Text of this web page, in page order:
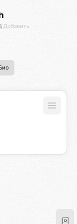
Добавить